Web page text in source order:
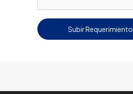
Subir Requerimiento